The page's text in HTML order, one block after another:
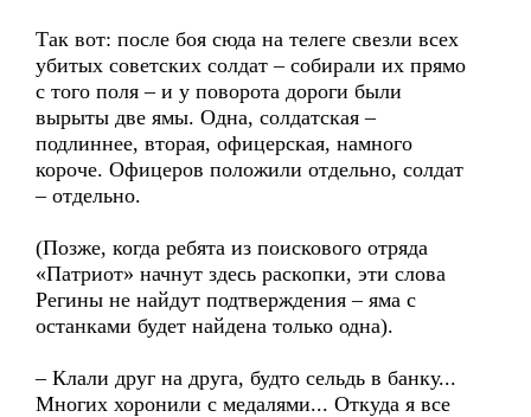
Так вот: после боя сюда на телеге свезли всех
убитых советских солдат – собирали их прямо
с того поля – и у поворота дороги были
вырыты две ямы. Одна, солдатская –
подлиннее, вторая, офицерская, намного
короче. Офицеров положили отдельно, солдат
– отдельно.
(Позже, когда ребята из поискового отряда
«Патриот» начнут здесь раскопки, эти слова
Регины не найдут подтверждения – яма с
останками будет найдена только одна).
– Клали друг на друга, будто сельдь в банку...
Многих хоронили с медалями... Откуда я все